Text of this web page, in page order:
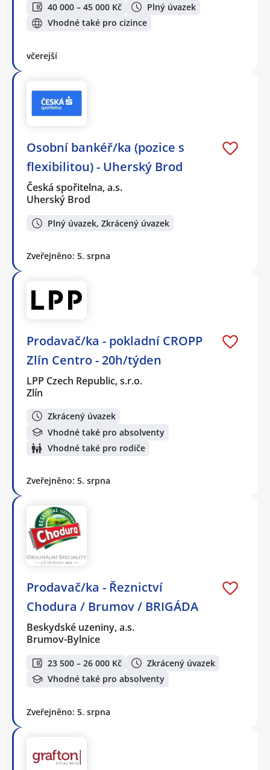
40 000 – 45 000 Kč
Plný úvazek
Vhodné také pro cizince
včerejší
Osobní bankéř/ka (pozice s
flexibilitou) - Uherský Brod
Česká spořitelna, a.s.
Uherský Brod
Plný úvazek, Zkrácený úvazek
Zveřejněno: 5. srpna
Prodavač/ka - pokladní CROPP
Zlín Centro - 20h/týden
LPP Czech Republic, s.r.o.
Zlín
Zkrácený úvazek
Vhodné také pro absolventy
Vhodné také pro rodiče
Zveřejněno: 5. srpna
Prodavač/ka - Řeznictví
Chodura / Brumov / BRIGÁDA
Beskydské uzeniny, a.s.
Brumov-Bylnice
23 500 – 26 000 Kč
Zkrácený úvazek
Vhodné také pro absolventy
Zveřejněno: 5. srpna